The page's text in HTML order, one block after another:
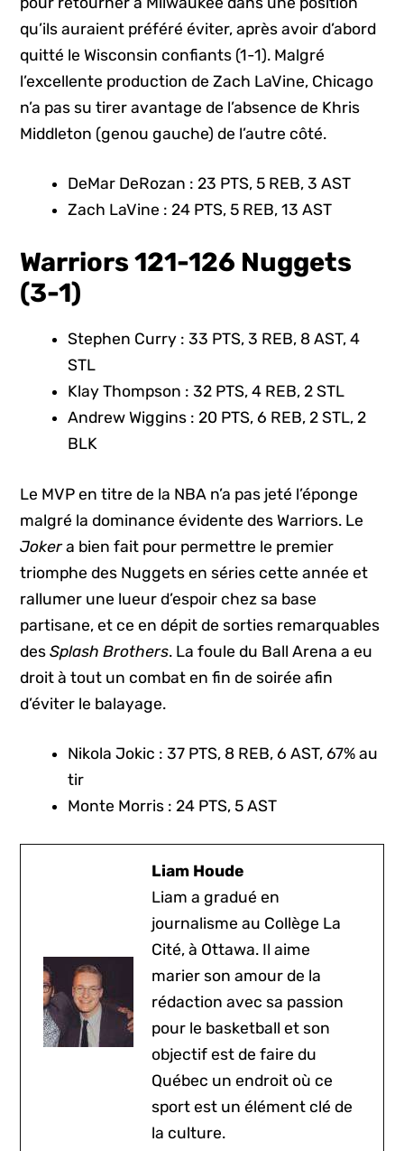
qu’ils auraient préféré éviter, après avoir d’abord
quitté le Wisconsin confiants (1-1). Malgré
l’excellente production de Zach LaVine, Chicago
n’a pas su tirer avantage de l’absence de Khris
Middleton (genou gauche) de l’autre côté.
DeMar DeRozan : 23 PTS, 5 REB, 3 AST
Zach LaVine : 24 PTS, 5 REB, 13 AST
Warriors 121-126 Nuggets
(3-1)
Stephen Curry : 33 PTS, 3 REB, 8 AST, 4
STL
Klay Thompson : 32 PTS, 4 REB, 2 STL
Andrew Wiggins : 20 PTS, 6 REB, 2 STL, 2
BLK
Le MVP en titre de la NBA n’a pas jeté l’éponge
malgré la dominance évidente des Warriors. Le
Jokera bien fait pour permettre le premier
triomphe des Nuggets en séries cette année et
rallumer une lueur d’espoir chez sa base
partisane, et ce en dépit de sorties remarquables
desSplash Brothers. La foule du Ball Arena a eu
droit à tout un combat en fin de soirée afin
d’éviter le balayage.
Nikola Jokic : 37 PTS, 8 REB, 6 AST, 67% au
tir
Monte Morris : 24 PTS, 5 AST
Liam Houde
Liam a gradué en
journalisme au Collège La
Cité, à Ottawa. Il aime
marier son amour de la
rédaction avec sa passion
pour le basketball et son
objectif est de faire du
Québec un endroit où ce
sport est un élément clé de
la culture.